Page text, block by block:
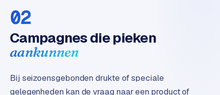
I
n
d
u
s
r
i
02
Campagnes die pieken
aankunnen
Bij seizoensgebonden drukte of speciale
gelegenheden kan de vraag naar een product of